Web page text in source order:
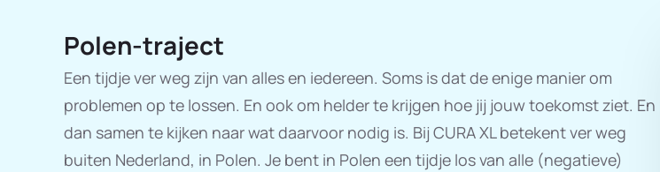
Polen-traject
Een tijdje ver weg zijn van alles en iedereen. Soms is dat de enige manier om
problemen op te lossen. En ook om helder te krijgen hoe jij jouw toekomst ziet. En
dan samen te kijken naar wat daarvoor nodig is. Bij CURA XL betekent ver weg
buiten Nederland, in Polen. Je bent in Polen een tijdje los van alle (negatieve)